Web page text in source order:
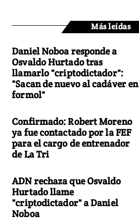
Más leídas
Daniel Noboa responde a
Osvaldo Hurtado tras
llamarlo "criptodictador":
"Sacan de nuevo al cadáver en
formol"
Confirmado: Robert Moreno
ya fue contactado por la FEF
para el cargo de entrenador
de La Tri
ADN rechaza que Osvaldo
Hurtado llame
"criptodictador" a Daniel
Noboa